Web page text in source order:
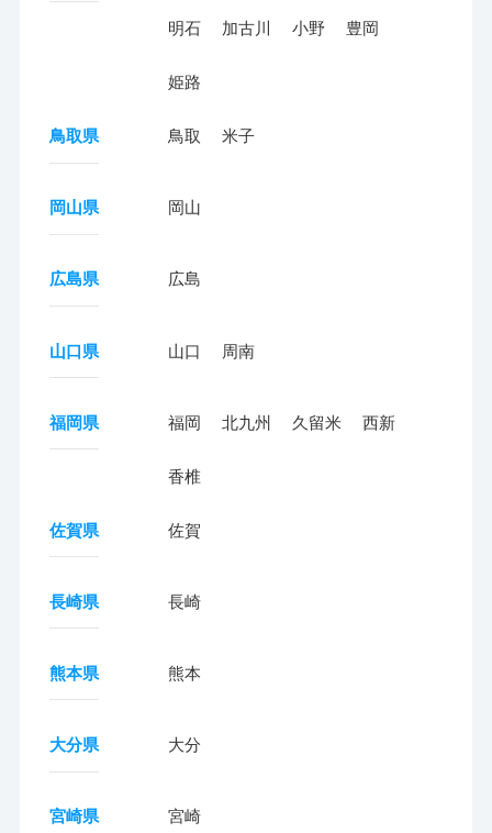
明石 加古川 小野 豊岡
姫路
鳥取県 鳥取 米子
岡山県 岡山
広島県 広島
山口県 山口 周南
福岡県 福岡 北九州 久留米 西新
香椎
佐賀県 佐賀
長崎県 長崎
熊本県 熊本
大分県 大分
宮崎県 宮崎